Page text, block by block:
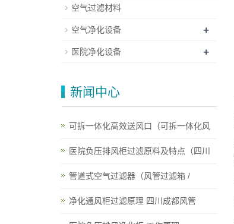
空气过滤材料
空气净化设备 +
医院净化设备 +
新闻中心
可拆一体化高效送风口（可拆一体化风
医院负压排风柜过滤原料及特点（四川
管道式空气过滤器（风管过滤箱 /
净化通风柜过滤原理 四川成都风管